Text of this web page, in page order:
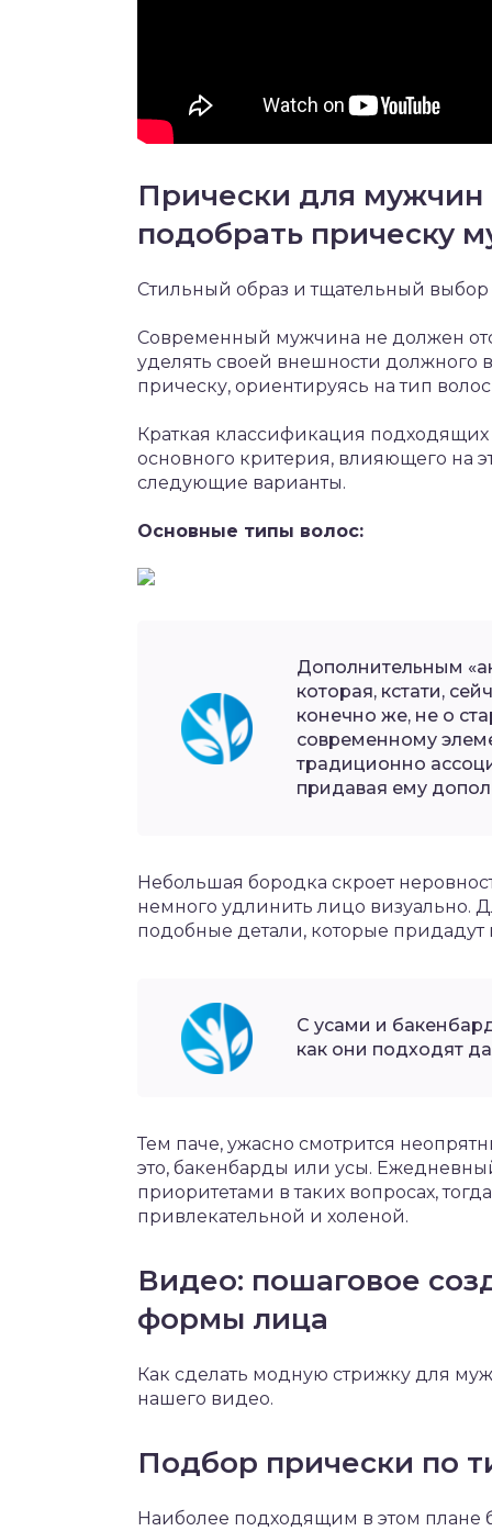
Прически для
подобрать прическу
Стильный образ и тщательный
Современный мужчина не должен
уделять своей внешности
прическу, ориентируясь на тип
Краткая классификация
основного критерия, влияющего на
следующие варианты.
Основные типы волос:
Дополнительным
которая, кстати,
конечно же, не о
современному
традиционно
придавая ему
Небольшая бородка скроет
немного удлинить лицо визуально.
подобные детали, которые
С усами и
как они подходят
Тем паче, ужасно смотрится
это, бакенбарды или усы.
приоритетами в таких вопросах,
привлекательной и холеной.
Видео: пошаговое
формы лица
Как сделать модную стрижку для
нашего видео.
Подбор прически по
Наиболее подходящим в этом плане